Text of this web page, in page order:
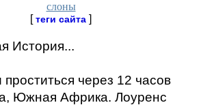
слоны
[теги сайта ]
История...
через 12 часов
Южная Африка. Лоуренс